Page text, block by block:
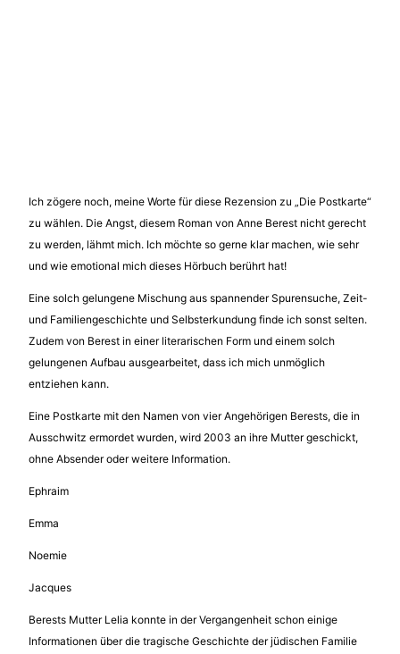
Ich zögere noch, meine Worte für diese Rezension zu „Die Postkarte“
zu wählen. Die Angst, diesem Roman von Anne Berest nicht gerecht
zu werden, lähmt mich. Ich möchte so gerne klar machen, wie sehr
und wie emotional mich dieses Hörbuch berührt hat!
Eine solch gelungene Mischung aus spannender Spurensuche, Zeit-
und Familiengeschichte und Selbsterkundung finde ich sonst selten.
Zudem von Berest in einer literarischen Form und einem solch
gelungenen Aufbau ausgearbeitet, dass ich mich unmöglich
entziehen kann.
Eine Postkarte mit den Namen von vier Angehörigen Berests, die in
Ausschwitz ermordet wurden, wird 2003 an ihre Mutter geschickt,
ohne Absender oder weitere Information.
Ephraim
Emma
Noemie
Jacques
Berests Mutter Lelia konnte in der Vergangenheit schon einige
Informationen über die tragische Geschichte der jüdischen Familie